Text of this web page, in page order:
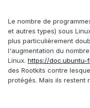
Le nombre de
et autres types) sous
plus particulièrement
l'augmentation du
Linux. https://doc.ubuntu-
des Rootkits contre
protégés. Mais ils restent